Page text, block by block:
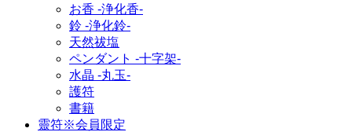
お香 ‐浄化香‐
鈴 ‐浄化鈴‐
天然祓塩
ペンダント -十字架-
水晶 -丸玉-
護符
書籍
靈符※会員限定